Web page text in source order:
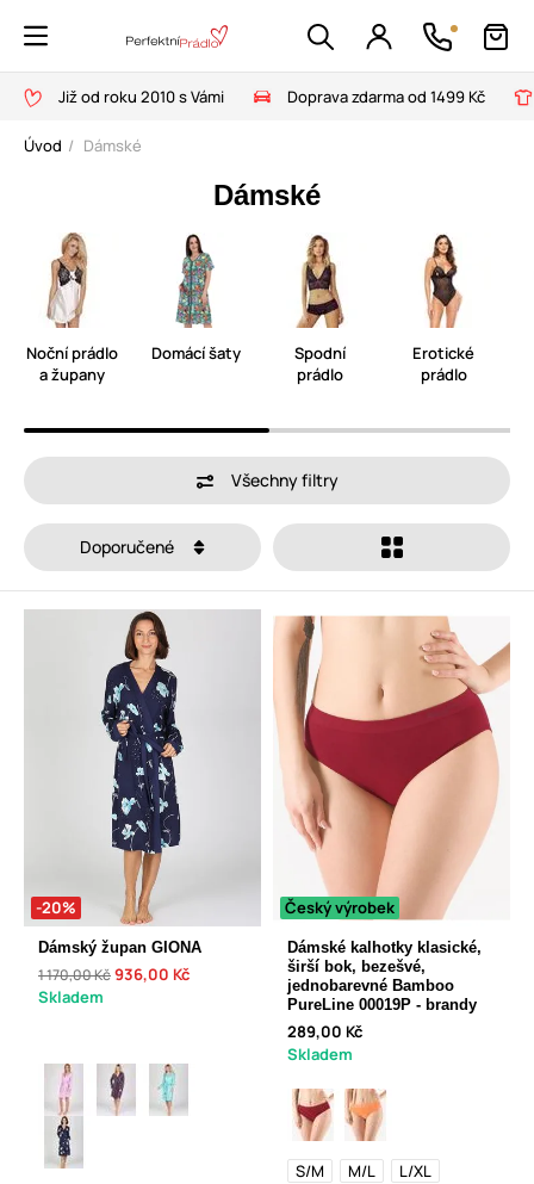
Již od roku 2010 s Vámi Doprava zdarma od 1499 Kč
Úvod Dámské
Dámské
Noční prádlo
a župany
Domácí šaty
Spodní
prádlo
Erotické
prádlo
Všechny filtry
Doporučené
-20%
Dámský župan GIONA
1 170,00 Kč936,00 Kč
Skladem
Český výrobek
Dámské kalhotky klasické,
širší bok, bezešvé,
jednobarevné Bamboo
PureLine 00019P - brandy
289,00 Kč
Skladem
S/M M/L
L/XL